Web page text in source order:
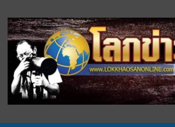
to
content